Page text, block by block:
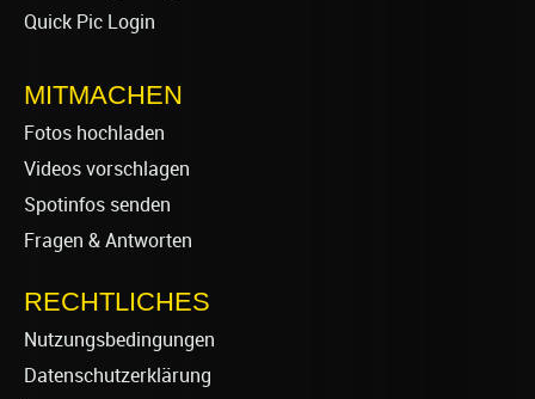
Quick Pic Login
MITMACHEN
Fotos hochladen
Videos vorschlagen
Spotinfos senden
Fragen & Antworten
RECHTLICHES
Nutzungsbedingungen
Datenschutzerklärung